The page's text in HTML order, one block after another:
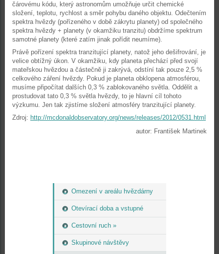
Omezení v areálu hvězdárny
Otevírací doba a vstupné
Cestovní ruch »
Skupinové návštěvy
čárovému kódu, který astronomům umožňuje určit chemické
složení, teplotu, rychlost a směr pohybu daného objektu. Odečtením
spektra hvězdy (pořízeného v době zákrytu planety) od společného
spektra hvězdy + planety (v okamžiku tranzitu) obdržíme spektrum
samotné planety (které zatím jinak pořídit neumíme).
Právě pořízení spektra tranzitující planety, natož jeho dešifrování, je
velice obtížný úkon. V okamžiku, kdy planeta přechází před svojí
mateřskou hvězdou a částečně ji zakrývá, odstíní tak pouze 2,5 %
celkového záření hvězdy. Pokud je planeta obklopena atmosférou,
musíme připočítat dalších 0,3 % zablokovaného světla. Oddělit a
prostudovat tato 0,3 % světla hvězdy, to je hlavní cíl tohoto
výzkumu. Jen tak zjistíme složení atmosféry tranzitující planety.
Zdroj: http://mcdonaldobservatory.org/news/releases/2012/0531.html
autor: František Martinek